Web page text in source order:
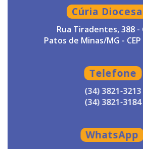
Cúria
Rua Tiradentes, 388
Patos de Minas/MG -
Telefone
(34) 3821-3213
(34) 3821-3184
WhatsApp